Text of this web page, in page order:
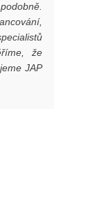
že
JAP